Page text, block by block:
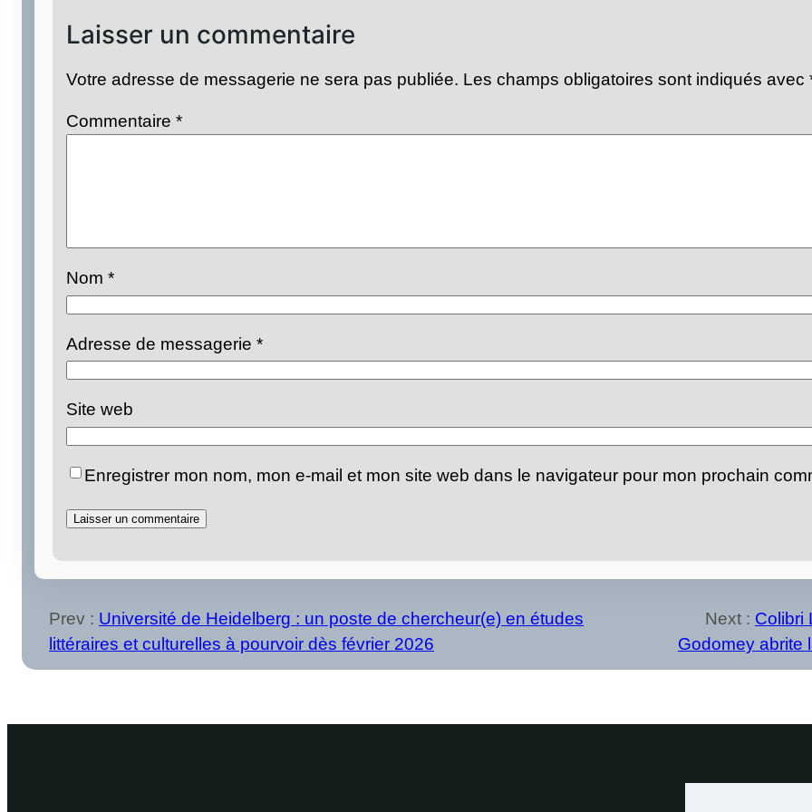
Laisser un commentaire
Votre adresse de messagerie ne sera pas publiée. Les champs obligatoires sont indiqués avec
Commentaire*
Nom*
Adresse de messagerie*
Site web
Enregistrer mon nom, mon e-mail et mon site web dans le navigateur pour mon prochain
Prev : Université de Heidelberg : un poste de chercheur(e) en études
littéraires et culturelles à pourvoir dès février 2026
Next : Colibri
Godomey abrite